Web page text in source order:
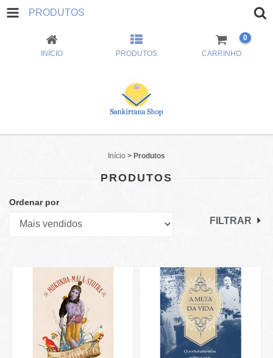
PRODUTOS
INÍCIO PRODUTOS CARRINHO
0
Início > Produtos
PRODUTOS
Ordenar por
FILTRAR